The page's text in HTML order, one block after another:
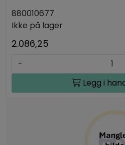
880010677
Ikke på lager
2.086,25
-
Legg i